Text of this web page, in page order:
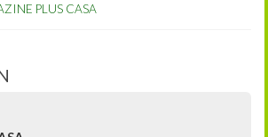
PLUS CASA